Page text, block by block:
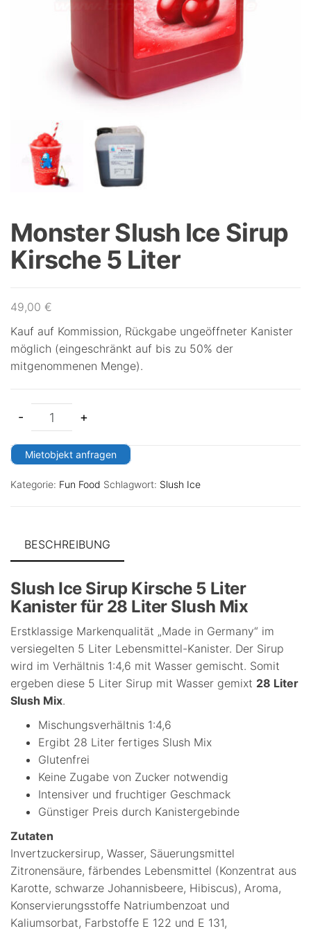
Monster Slush Ice Sirup
Kirsche 5 Liter
49,00 €
Kauf auf Kommission, Rückgabe ungeöffneter Kanister
möglich (eingeschränkt auf bis zu 50% der
mitgenommenen Menge).
- +
Mietobjekt anfragen
Kategorie: Fun Food Schlagwort: Slush Ice
BESCHREIBUNG
Slush Ice Sirup Kirsche 5 Liter
Kanister für 28 Liter Slush Mix
Erstklassige Markenqualität „Made in Germany“ im
versiegelten 5 Liter Lebensmittel-Kanister. Der Sirup
wird im Verhältnis 1:4,6 mit Wasser gemischt. Somit
ergeben diese 5 Liter Sirup mit Wasser gemixt 28 Liter
Slush Mix.
Mischungsverhältnis 1:4,6
Ergibt 28 Liter fertiges Slush Mix
Glutenfrei
Keine Zugabe von Zucker notwendig
Intensiver und fruchtiger Geschmack
Günstiger Preis durch Kanistergebinde
Zutaten
Invertzuckersirup, Wasser, Säuerungsmittel
Zitronensäure, färbendes Lebensmittel (Konzentrat aus
Karotte, schwarze Johannisbeere, Hibiscus), Aroma,
Konservierungsstoffe Natriumbenzoat und
Kaliumsorbat, Farbstoffe E 122 und E 131,